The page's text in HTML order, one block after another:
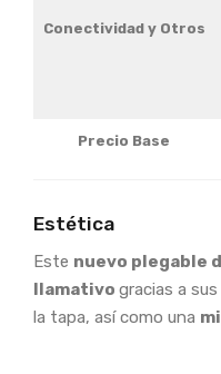
Conectividad y Otros
Precio Base
Estética
Este nuevo plegable
llamativo gracias a sus
la tapa, así como una